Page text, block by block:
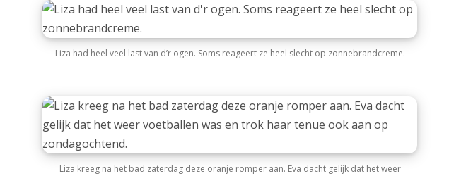
Liza had heel veel last van d’r ogen. Soms reageert ze heel slecht op zonnebrandcreme.
Liza kreeg na het bad zaterdag deze oranje romper aan. Eva dacht gelijk dat het weer